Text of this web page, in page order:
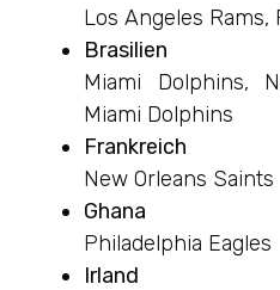
Los Angeles Rams,
Brasilien
Miami Dolphins,
Miami Dolphins
Frankreich
New Orleans Saints
Ghana
Philadelphia Eagles
Irland